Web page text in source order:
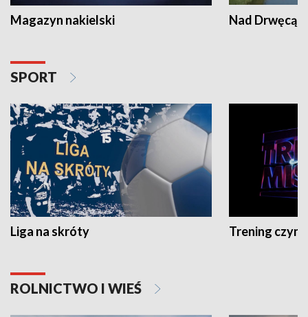
Magazyn nakielski Nad Drwęcą
SPORT
Liga na skróty Trening czyni
ROLNICTWO I WIEŚ